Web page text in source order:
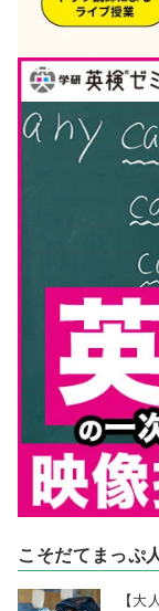
こそだてまっぷ
【大